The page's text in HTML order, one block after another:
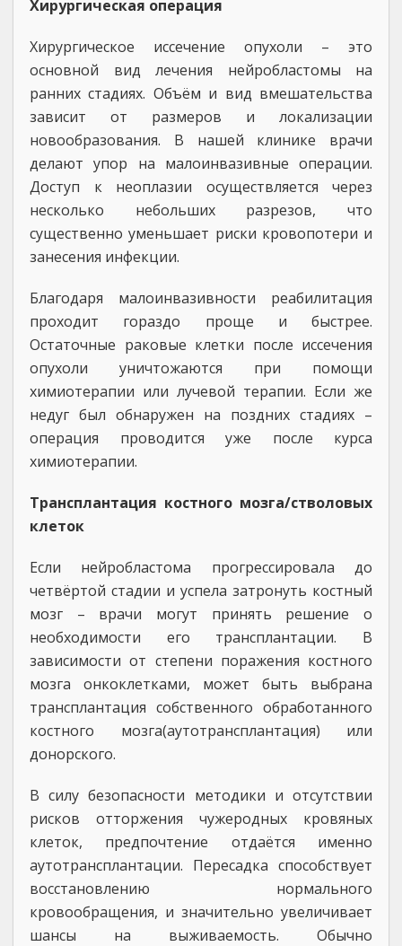
Хирургическая операция
Хирургическое иссечение опухоли – это
основной вид лечения нейробластомы на
ранних стадиях. Объём и вид вмешательства
зависит от размеров и локализации
новообразования. В нашей клинике врачи
делают упор на малоинвазивные операции.
Доступ к неоплазии осуществляется через
несколько небольших разрезов, что
существенно уменьшает риски кровопотери и
занесения инфекции.
Благодаря малоинвазивности реабилитация
проходит гораздо проще и быстрее.
Остаточные раковые клетки после иссечения
опухоли уничтожаются при помощи
химиотерапии или лучевой терапии. Если же
недуг был обнаружен на поздних стадиях –
операция проводится уже после курса
химиотерапии.
Трансплантация костного мозга/стволовых
клеток
Если нейробластома прогрессировала до
четвёртой стадии и успела затронуть костный
мозг – врачи могут принять решение о
необходимости его трансплантации. В
зависимости от степени поражения костного
мозга онкоклетками, может быть выбрана
трансплантация собственного обработанного
костного мозга(аутотрансплантация) или
донорского.
В силу безопасности методики и отсутствии
рисков отторжения чужеродных кровяных
клеток, предпочтение отдаётся именно
аутотрансплантации. Пересадка способствует
восстановлению нормального
кровообращения, и значительно увеличивает
шансы на выживаемость. Обычно